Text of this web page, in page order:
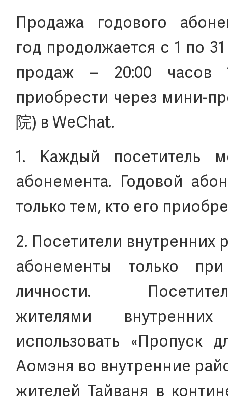
Продажа годового
год продолжается с 1 по
продаж – 20:00 часов
приобрести через мини-
院) в WeChat.
1. Каждый посетитель
абонемента. Годовой
только тем, кто его
2. Посетители внутренних
абонементы только при
личности.
жителями
использовать «Пропуск
Аомэня во внутренние
жителей Тайваня в